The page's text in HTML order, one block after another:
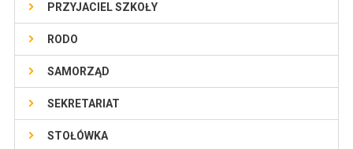
PRZYJACIEL SZKOŁY
RODO
SAMORZĄD
SEKRETARIAT
STOŁÓWKA